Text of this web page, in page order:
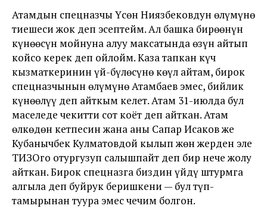
Атамдын спецназчы Үсөн Ниязбековдун өлүмүнө
тиешеси жок деп эсептейм. Ал башка бирөөнүн
күнөөсүн мойнуна алуу максатында өзүн айтып
койсо керек деп ойлойм. Каза тапкан күч
кызматкеринин үй-бүлөсүнө көңүл айтам, бирок
спецназчынын өлүмүнө Атамбаев эмес, бийлик
күнөөлүү деп айткым келет. Атам 31-июлда бул
маселеде чекитти сот коёт деп айткан. Атам
өлкөдөн кетпесин жана аны Сапар Исаков же
Кубанычбек Кулматовдой кылып жөн жерден эле
ТИЗОго отургузуп салышпайт деп бир нече жолу
айткан. Бирок спецназга биздин үйдү штурмга
алгыла деп буйрук беришкени — бул түп-
тамырынан туура эмес чечим болгон.